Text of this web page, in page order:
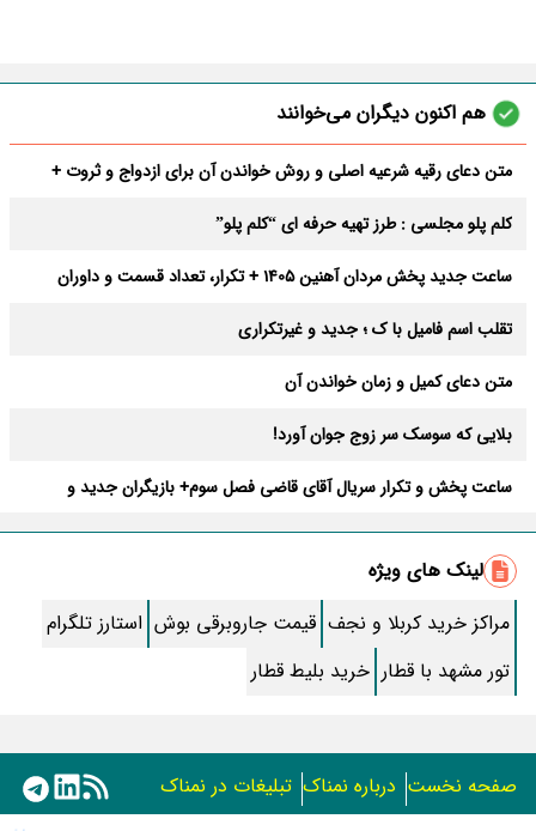
هم اکنون دیگران می‌خوانند
متن دعای رقیه شرعیه اصلی و روش خواندن آن برای ازدواج و ثروت +
کلم پلو مجلسی : طرز تهیه حرفه ای “کلم پلو”
ساعت جدید پخش مردان آهنین 1405 + تکرار، تعداد قسمت و داوران
تقلب اسم فامیل با ک ؛ جدید و غیرتکراری
متن دعای کمیل و زمان خواندن آن
بلایی که سوسک سر زوج جوان آورد!
ساعت پخش و تکرار سریال آقای قاضی فصل سوم+ بازیگران جدید و
طرز تهیه سالاد ماکارونی خانگی خوشمزه و لذیذ + آموزش تصویری
طرز تهیه پاستا با سس آلفردو و مرغ فوری + آموزش تصویری پنه
جواب کامل اسم فامیل با “س”
ماه قرمز نشانه آخر دنیا در آسمان ظاهر شد !
جملات زیبا برای بهترین پدر دنیا
معجزات سوره توحید در برآورده شدن سریع حاجت
لینک های ویژه
مراکز خرید کربلا و نجف قیمت جاروبرقی بوش استارز تلگرام
تور مشهد با قطار خرید بلیط قطار
صفحه نخست درباره نمناک تبلیغات در نمناک